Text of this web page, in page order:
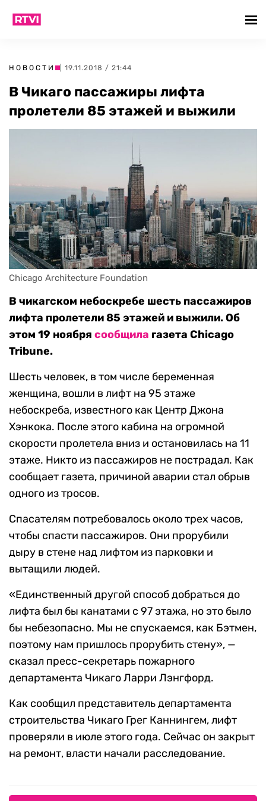
НОВОСТИ | 19.11.2018 / 21:44
В Чикаго пассажиры лифта
пролетели 85 этажей и выжили
Chicago Architecture Foundation
В чикагском небоскребе шесть пассажиров
лифта пролетели 85 этажей и выжили. Об
этом 19 ноября сообщила газета Chicago
Tribune.
Шесть человек, в том числе беременная
женщина, вошли в лифт на 95 этаже
небоскреба, известного как Центр Джона
Хэнкока. После этого кабина на огромной
скорости пролетела вниз и остановилась на 11
этаже. Никто из пассажиров не пострадал. Как
сообщает газета, причиной аварии стал обрыв
одного из тросов.
Спасателям потребовалось около трех часов,
чтобы спасти пассажиров. Они прорубили
дыру в стене над лифтом из парковки и
вытащили людей.
«Единственный другой способ добраться до
лифта был бы канатами с 97 этажа, но это было
бы небезопасно. Мы не спускаемся, как Бэтмен,
поэтому нам пришлось прорубить стену», —
сказал пресс-секретарь пожарного
департамента Чикаго Ларри Лэнгфорд.
Как сообщил представитель департамента
строительства Чикаго Грег Каннингем, лифт
проверяли в июле этого года. Сейчас он закрыт
на ремонт, власти начали расследование.